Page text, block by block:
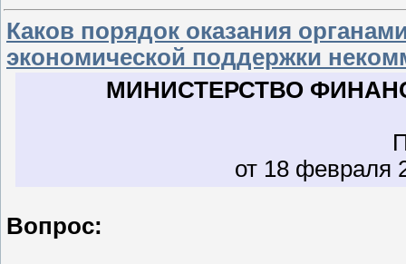
Каков порядок оказания
экономической поддержки
МИНИСТЕРСТВО
от 18 февраля
Вопрос: